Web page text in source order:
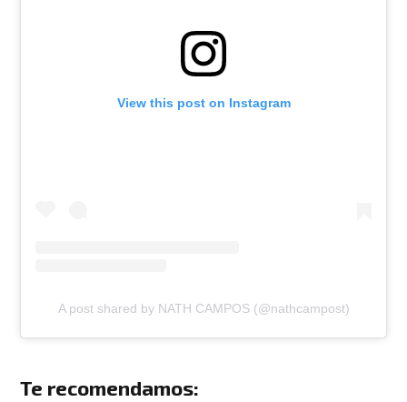
View this post on Instagram
A post shared by NATH CAMPOS (@nathcampost)
Te recomendamos: